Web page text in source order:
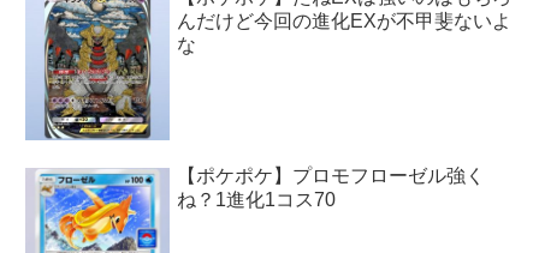
んだけど今回の進化EXが不甲斐ないよ
な
【ポケポケ】プロモフローゼル強く
ね？1進化1コス70